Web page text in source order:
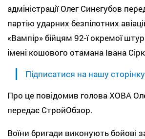
адміністрації Олег Синєгубов
партію ударних безпілотних
«Вампір» бійцям 92-ї окремої
імені кошового отамана Івана
Підписатися на нашу
Про це повідомив голова ХОВА
передає СтройОбзор.
Воїни бригади виконують бойові